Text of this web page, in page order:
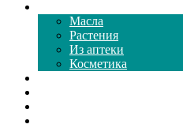
Масла
Растения
Из аптеки
Косметика